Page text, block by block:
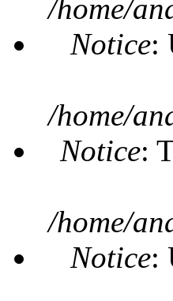
/home/
Notice:
/home/
Notice:
/home/
Notice: